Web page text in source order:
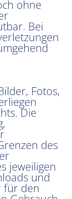
ohne
Bei
Fotos,
Die
des
jeweiligen
und
für den